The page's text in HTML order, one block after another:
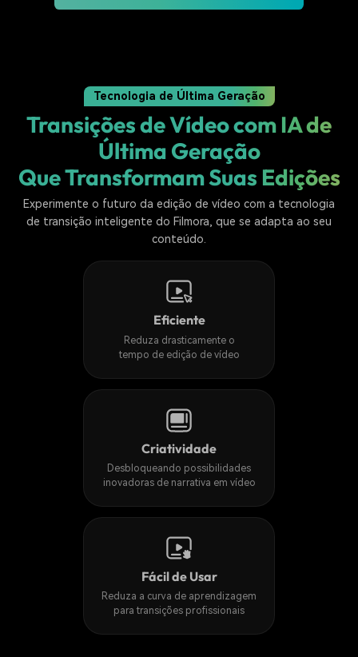
Tecnologia de Última Geração
Transições de Vídeo com IA de
Última Geração
Que Transformam Suas Edições
Experimente o futuro da edição de vídeo com a tecnologia
de transição inteligente do Filmora, que se adapta ao seu
conteúdo.
Eficiente
Reduza drasticamente o
tempo de edição de vídeo
Criatividade
Desbloqueando possibilidades
inovadoras de narrativa em vídeo
Fácil de Usar
Reduza a curva de aprendizagem
para transições profissionais